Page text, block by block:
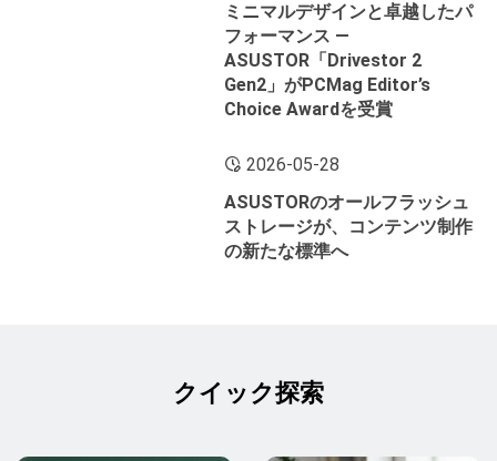
ミニマルデザインと卓越したパ
フォーマンス ―
ASUSTOR「Drivestor 2
Gen2」がPCMag Editor’s
Choice Awardを受賞
2026-05-28
ASUSTORのオールフラッシュ
ストレージが、コンテンツ制作
の新たな標準へ
クイック探索